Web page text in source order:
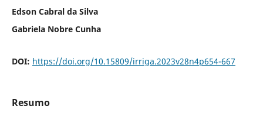
Edson Cabral da Silva
Gabriela Nobre Cunha
DOI: https://doi.org/10.15809/irriga.2023v28n4p654-667
Resumo